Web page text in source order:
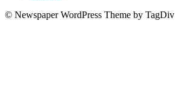
© Newspaper WordPress Theme by TagDiv